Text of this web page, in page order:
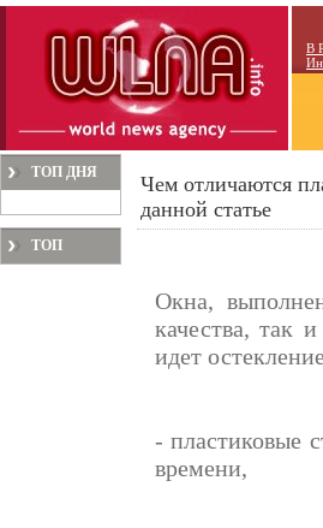
В
ТОП ДНЯ
ТОП
Чем отличаются
данной статье
Окна,
качества, так
идет
- пластиковые
времени,